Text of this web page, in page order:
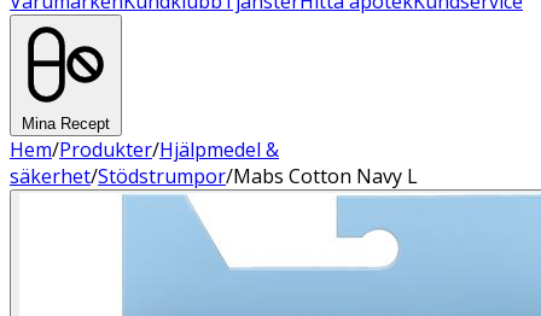
Mina Recept
Hem/Produkter/Hjälpmedel &
säkerhet/Stödstrumpor/Mabs Cotton Navy L